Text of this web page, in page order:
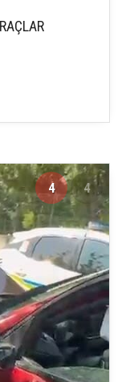
4 4